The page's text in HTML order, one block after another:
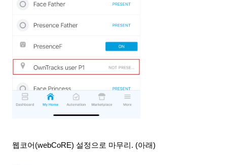
웹코어(webCoRE) 설정으로 마무리. (아래)